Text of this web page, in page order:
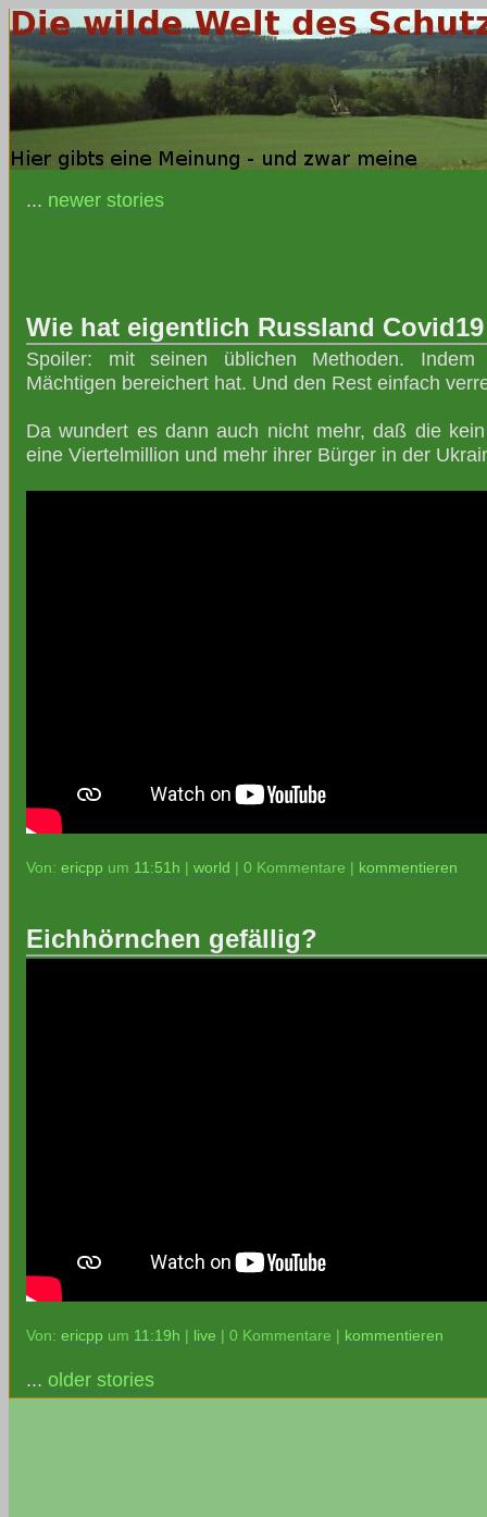
... newer stories
Wie hat eigentlich Russland
Spoiler: mit seinen üblichen Methoden.
Mächtigen bereichert hat. Und den Rest einfach
Da wundert es dann auch nicht mehr, daß die
eine Viertelmillion und mehr ihrer Bürger in der
Von: ericpp um 11:51h world | 0 Kommentare | kommentieren
Eichhörnchen gefällig?
Von: ericpp um 11:19h live | 0 Kommentare | kommentieren
... older stories